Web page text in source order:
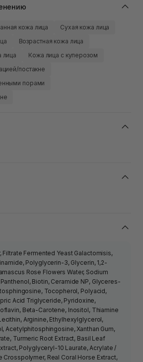
кожа лица
Сухая кожа лица
Возрастная кожа лица
лица
Кожа лица с куперозом
постакне
порами
Filtrate Fermented Yeast Galactomisis,
Polyglycerin-3, Glycerin, 1,2-
Rose Flowers Water, Sodium
Biotin, Ceramide NP, Glyceres-
Tocopherol, Polyacid,
Acid Triglyceride, Pyridoxine,
Beta-Carotene, Inositol, Thiamine
Arginine, Ethylhexylglycerol,
Acetylphitosphingosine, Xanthan Gum,
Turmeric Root Extract, Basil Leaf
Polyglyceryl-10 Laurate, Acrylate /
Crosspolymer, Real Coral Horse Extract,